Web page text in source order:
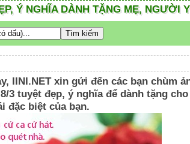
Ý NGHĨA DÀNH TẶNG MẸ, NGƯỜI
IINI.NET xin gửi đến các bạn chùm
3 tuyệt đẹp, ý nghĩa để dành tặng cho
đặc biệt của bạn.